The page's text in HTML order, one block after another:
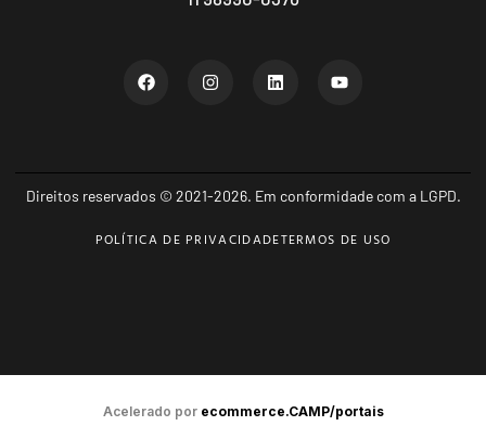
Direitos reservados © 2021-2026. Em conformidade com a LGPD.
POLÍTICA DE PRIVACIDADETERMOS DE USO
Acelerado por ecommerce.CAMP/portais